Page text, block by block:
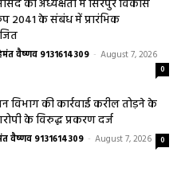
की अध्यक्षता में सिरपुर विकास
2041 के संबंध में प्रारंभिक
वैष्णव 9131614309 - August 7, 2026
0
विभाग की कार्रवाई करील तोड़ने के
के विरुद्ध प्रकरण दर्ज
वैष्णव 9131614309 - August 7, 2026 0